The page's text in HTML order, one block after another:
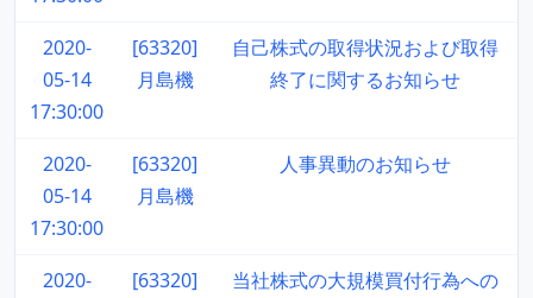
2020-
05-14
17:30:00
[63320]
月島機
自己株式の取得状況および取得
終了に関するお知らせ
2020-
05-14
17:30:00
[63320]
月島機
人事異動のお知らせ
2020-
[63320]
当社株式の大規模買付行為への